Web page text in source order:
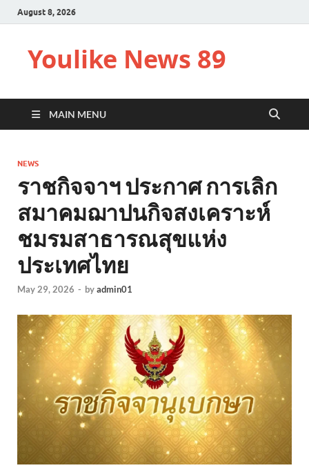
August 8, 2026
Youlike News 89
MAIN MENU
NEWS
ราชกิจจาฯ ประกาศ การเลิก
สมาคมฌาปนกิจสงเคราะห์
ชมรมสาธารณสุขแห่ง
ประเทศไทย
May 29, 2026 - byadmin01